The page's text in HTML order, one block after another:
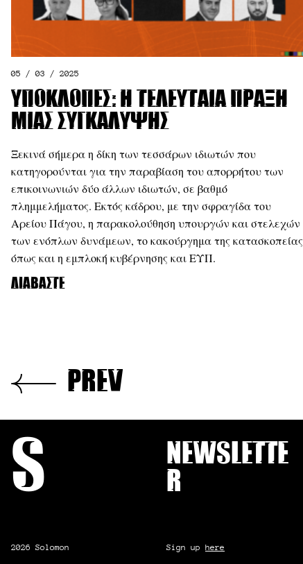
05 / 03 / 2025
Υποκλοπές: Η τελευταία πράξη
μιας συγκάλυψης
Ξεκινά σήμερα η δίκη των τεσσάρων ιδιωτών που
κατηγορούνται για την παραβίαση του απορρήτου των
επικοινωνιών δύο άλλων ιδιωτών, σε βαθμό
πλημμελήματος. Εκτός κάδρου, με την σφραγίδα του
Αρείου Πάγου, η παρακολούθηση υπουργών και στελεχών
των ενόπλων δυνάμεων, το κακούργημα της κατασκοπείας
όπως και η εμπλοκή κυβέρνησης και ΕΥΠ.
Διαβάστε
prev
S
2026 Solomon
Newslette
r
Sign up here